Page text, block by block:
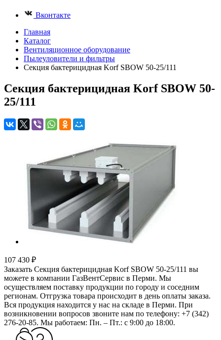
Вконтакте
Главная
Каталог
Вентиляционное оборудование
Пылеуловители и фильтры
Секция бактерицидная Korf SBOW 50-25/111
Секция бактерицидная Korf SBOW 50-
25/111
107 430 ₽
Заказать Секция бактерицидная Korf SBOW 50-25/111 вы
можете в компании ГазВентСервис в Перми. Мы
осуществляем поставку продукции по городу и соседним
регионам. Отгрузка товара происходит в день оплаты заказа.
Вся продукция находится у нас на складе в Перми. При
возникновении вопросов звоните нам по телефону: +7 (342)
276-20-85. Мы работаем: Пн. – Пт.: с 9:00 до 18:00.